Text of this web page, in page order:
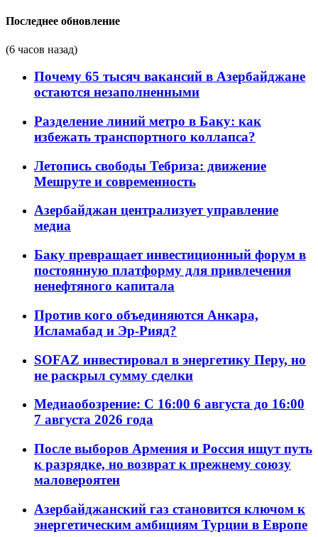
Последнее обновление
(6 часов назад)
Почему 65 тысяч вакансий в Азербайджане
остаются незаполненными
Разделение линий метро в Баку: как
избежать транспортного коллапса?
Летопись свободы Тебриза: движение
Мешруте и современность
Азербайджан централизует управление
медиа
Баку превращает инвестиционный форум в
постоянную платформу для привлечения
ненефтяного капитала
Против кого объединяются Анкара,
Исламабад и Эр-Рияд?
SOFAZ инвестировал в энергетику Перу, но
не раскрыл сумму сделки
Медиаобозрение: С 16:00 6 августа до 16:00
7 августа 2026 года
После выборов Армения и Россия ищут путь
к разрядке, но возврат к прежнему союзу
маловероятен
Азербайджанский газ становится ключом к
энергетическим амбициям Турции в Европе